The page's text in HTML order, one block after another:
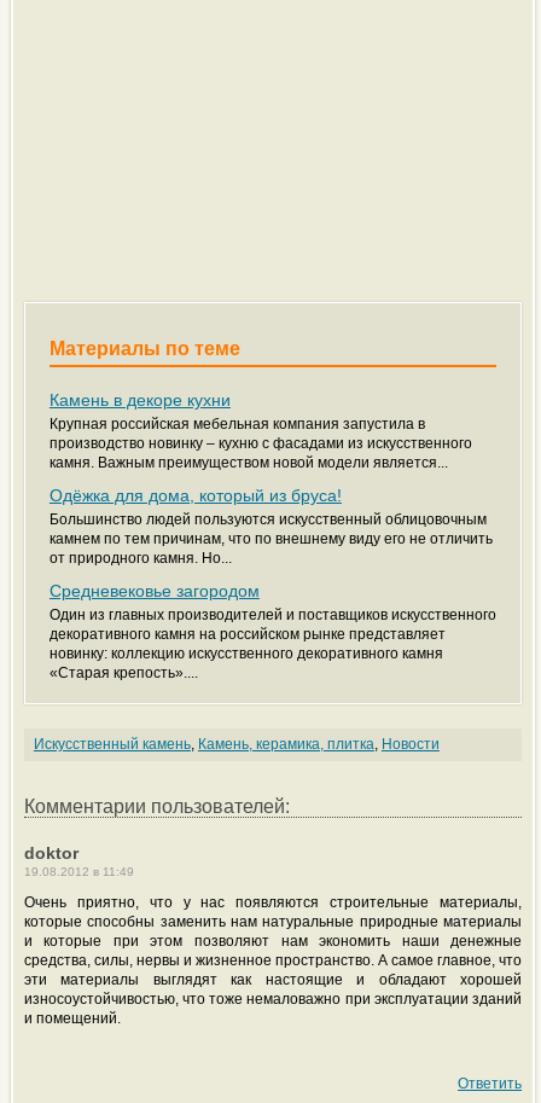
Материалы по теме
Камень в декоре кухни
Крупная российская мебельная компания запустила в
производство новинку – кухню с фасадами из искусственного
камня. Важным преимуществом новой модели является...
Одёжка для дома, который из бруса!
Большинство людей пользуются искусственный облицовочным
камнем по тем причинам, что по внешнему виду его не отличить
от природного камня. Но...
Средневековье загородом
Один из главных производителей и поставщиков искусственного
декоративного камня на российском рынке представляет
новинку: коллекцию искусственного декоративного камня
«Старая крепость»....
Искусственный камень, Камень, керамика, плитка, Новости
Комментарии пользователей:
doktor
19.08.2012 в 11:49
Очень приятно, что у нас появляются строительные материалы,
которые способны заменить нам натуральные природные материалы
и которые при этом позволяют нам экономить наши денежные
средства, силы, нервы и жизненное пространство. А самое главное, что
эти материалы выглядят как настоящие и обладают хорошей
износоустойчивостью, что тоже немаловажно при эксплуатации зданий
и помещений.
Ответить